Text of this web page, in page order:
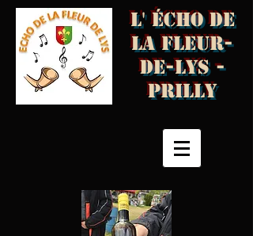
L' écho de
la fleur-
de-Lys -
Prilly